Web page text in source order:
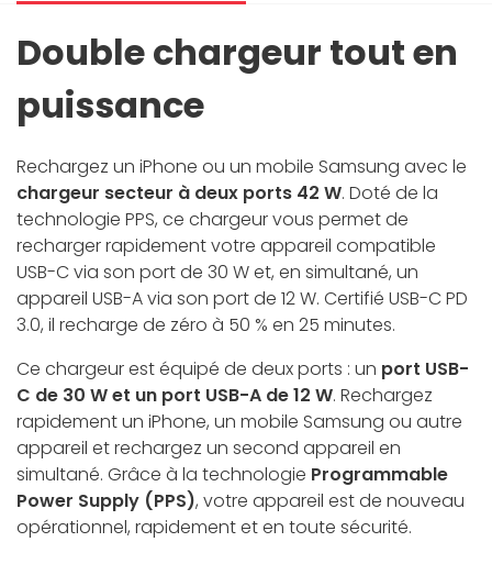
Double chargeur tout en
puissance
Rechargez un iPhone ou un mobile Samsung avec le
chargeur secteur à deux ports 42 W. Doté de la
technologie PPS, ce chargeur vous permet de
recharger rapidement votre appareil compatible
USB-C via son port de 30 W et, en simultané, un
appareil USB-A via son port de 12 W. Certifié USB-C PD
3.0, il recharge de zéro à 50 % en 25 minutes.
Ce chargeur est équipé de deux ports : un port USB-
C de 30 W et un port USB-A de 12 W. Rechargez
rapidement un iPhone, un mobile Samsung ou autre
appareil et rechargez un second appareil en
simultané. Grâce à la technologie Programmable
Power Supply (PPS), votre appareil est de nouveau
opérationnel, rapidement et en toute sécurité.